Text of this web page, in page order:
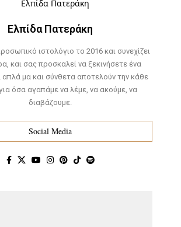
Ελπίδα Πατεράκη
ιστολόγιο το 2016 και συνεχίζει
και σας προσκαλεί να ξεκινήσετε ένα
απλά μα και σύνθετα αποτελούν την κάθε
όσα αγαπάμε να λέμε, να ακούμε, να
διαβάζουμε.
Social Media